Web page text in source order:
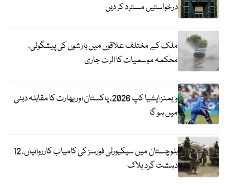
درخواستیں مسترد کر دیں
ملک کے مختلف علاقوں میں بارشوں کی پیشگوئی،
محکمہ موسمیات کا الرٹ جاری
ویمنز ایشیا کپ 2026، پاکستان اور بھارت کا مقابلہ دبئی
میں ہو گا
بلوچستان میں سیکیورٹی فورسز کی کامیاب کارروائیاں، 12
دہشت گرد ہلاک